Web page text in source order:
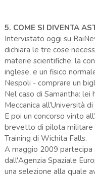
5. COME SI DIVENTA
Intervistato oggi su
dichiara le tre cose
materie scientifiche, la
inglese, e un fisico
Nespoli - comprare un
Nel caso di Samantha: lei
Meccanica all’Università
E poi un concorso vinto
brevetto di pilota militare
Training di Wichita Falls.
A maggio 2009
dall'Agenzia Spaziale
una selezione alla quale